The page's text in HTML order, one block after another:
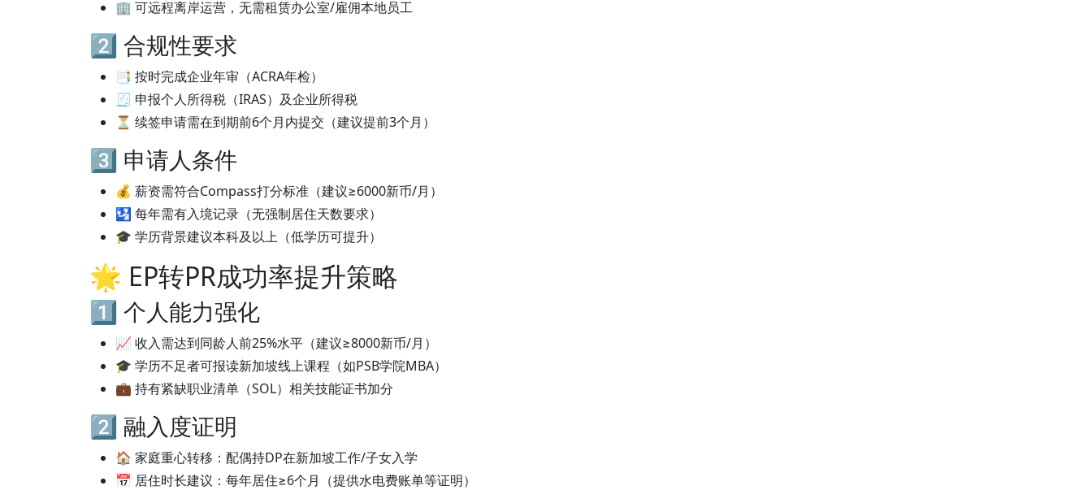
🏢 可远程离岸运营，无需租赁办公室/雇佣本地员工
2️⃣ 合规性要求
📑 按时完成企业年审（ACRA年检）
🧾 申报个人所得税（IRAS）及企业所得税
⏳ 续签申请需在到期前6个月内提交（建议提前3个月）
3️⃣ 申请人条件
💰 薪资需符合Compass打分标准（建议≥6000新币/月）
🛂 每年需有入境记录（无强制居住天数要求）
🎓 学历背景建议本科及以上（低学历可提升）
🌟 EP转PR成功率提升策略
1️⃣ 个人能力强化
📈 收入需达到同龄人前25%水平（建议≥8000新币/月）
🎓 学历不足者可报读新加坡线上课程（如PSB学院MBA）
💼 持有紧缺职业清单（SOL）相关技能证书加分
2️⃣ 融入度证明
🏠 家庭重心转移：配偶持DP在新加坡工作/子女入学
📅 居住时长建议：每年居住≥6个月（提供水电费账单等证明）